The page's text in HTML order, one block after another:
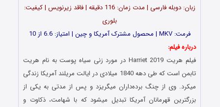
زبان: دوبله فارسی | مدت زمان: 116 دقیقه | فاقد زیرنویس | کیفیت:
بلوری
فرمت: MKV | محصول مشترک آمریکا و چین | امتیاز: 6.6 از 10
درباره فیلم:
فیلم هریت Harriet 2019 در مورد زنی سیاه پوست به نام هریت
تابمن است که طی دهه 1840 میلادی در ایالت مریلند آمریکا زندگی
میکرد. وی از چنگ برده‌داران میگریزد و پس از مدتی به یکی از
بزرگترین قهرمانان آمریکا تبدیل میشود که با شهامت، ذکاوت و